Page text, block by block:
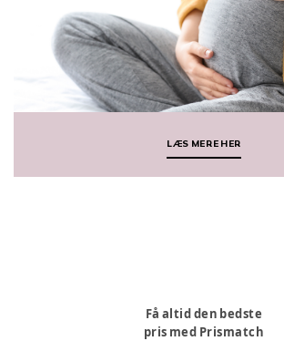
LÆS MERE HER
Få altid den bedste
pris med Prismatch